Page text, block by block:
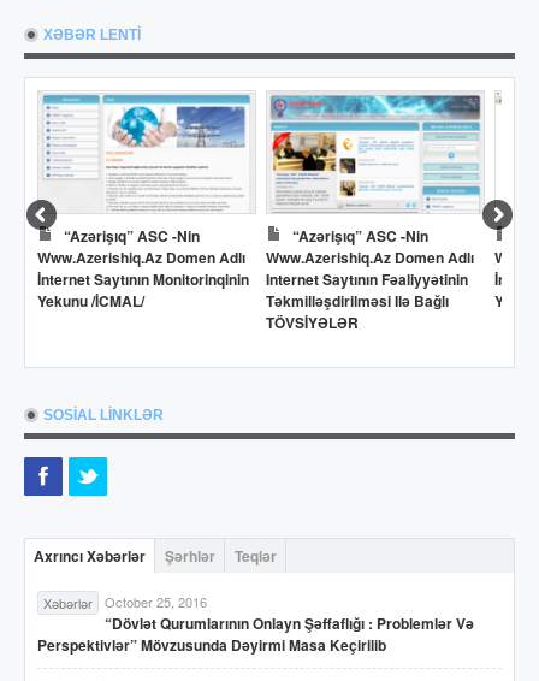
XƏBƏR LENTİ
“Azərişıq” ASC -nin
Www.azerishiq.az Domen Adlı
İnternet Saytının Monitorinqinin
Yekunu /İCMAL/
“Azərişıq” ASC -nin
Www.azerishiq.az Domen Adlı
Internet Saytının Fəaliyyətinin
Təkmilləşdirilməsi Ilə Bağlı
TÖVSİYƏLƏR
SOSİAL LİNKLƏR
Axrıncı Xəbərlər Şərhlər Teqlər
Xəbərlər October 25, 2016
“Dövlət Qurumlarının Onlayn Şəffaflığı : Problemlər Və
Perspektivlər” Mövzusunda Dəyirmi Masa Keçirilib